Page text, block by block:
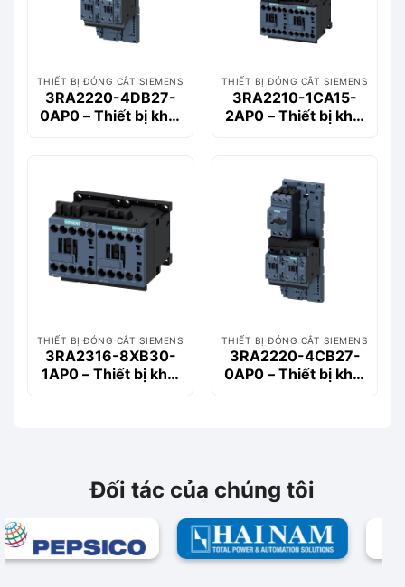
THIẾT BỊ ĐÓNG CẮT SIEMENS
3RA2220-4DB27-
0AP0 – Thiết bị khởi
THIẾT BỊ ĐÓNG CẮT SIEMENS
3RA2210-1CA15-
2AP0 – Thiết bị khởi
THIẾT BỊ ĐÓNG CẮT SIEMENS
3RA2316-8XB30-
1AP0 – Thiết bị khởi
THIẾT BỊ ĐÓNG CẮT SIEMENS
3RA2220-4CB27-
0AP0 – Thiết bị khởi
Đối tác của chúng tôi